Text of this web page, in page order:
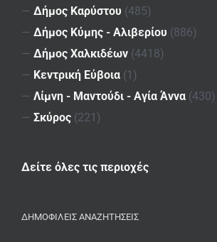
— Δήμος Καρύστου (485)
— Δήμος Κύμης - Αλιβερίου (886)
— Δήμος Χαλκιδέων (4418)
— Κεντρική Εύβοια (1)
— Λίμνη - Μαντούδι - Αγία Άννα (430)
— Σκύρος (221)
Δείτε όλες τις περιοχές
ΔΗΜΟΦΙΛΕΙΣ ΑΝΑΖΗΤΗΣΕΙΣ